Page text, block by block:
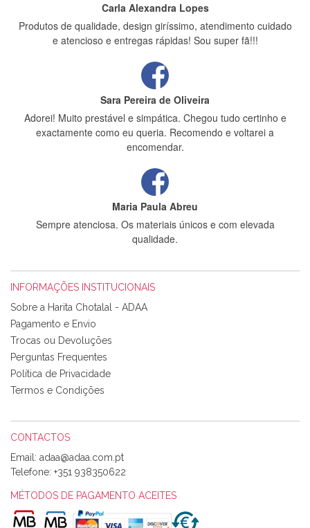
Carla Alexandra Lopes
Produtos de qualidade, design giríssimo, atendimento cuidado
e atencioso e entregas rápidas! Sou super fã!!!
Sara Pereira de Oliveira
Adorei! Muito prestável e simpática. Chegou tudo certinho e
exactamente como eu queria. Recomendo e voltarei a
encomendar.
Maria Paula Abreu
Sempre atenciosa. Os materiais únicos e com elevada
qualidade.
Tudo chegou em condições, pois os produtos vieram muito
bem acondicionados. Estou plenamente satisfeita com os
produtos adquiridos. Relativamente à bolsa, tem um tecido
com um padrão e cores muito bonitas e a execução está
perfeitíssima. Futuramente penso voltar a comprar na vossa
loja, têm excelentes artigos a um preço muito justo. A
Alexandra Morais
Olá boa Noite. Os meus tecidos chegaram hoje. Muito
obrigada pelo miminho que dá um jeitaço pras minhas linhas
de bordar e não sei o que pões nos tecidos, mas que cheiram
maravilhosamente ... cheiram! :) Muito Obrigada.
INFORMAÇÕES INSTITUCIONAIS
Sobre a Harita Chotalal - ADAA
Pagamento e Envio
Trocas ou Devoluções
Perguntas Frequentes
Política de Privacidade
Termos e Condições
CONTACTOS
Email:
Telefone: +351 938350622
MÉTODOS DE PAGAMENTO ACEITES